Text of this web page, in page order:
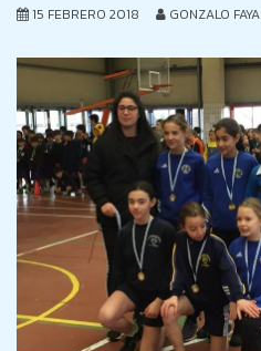
15 FEBRERO 2018 GONZALO FAYA